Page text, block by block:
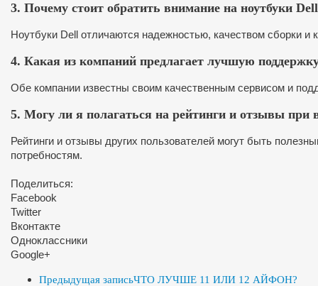
3. Почему стоит обратить внимание на ноутбуки
Ноутбуки Dell отличаются надежностью, качеством сборки
4. Какая из компаний предлагает лучшую
Обе компании известны своим качественным сервисом и
5. Могу ли я полагаться на рейтинги и отзывы при
Рейтинги и отзывы других пользователей могут быть
потребностям.
Поделиться:
Facebook
Twitter
Вконтакте
Одноклассники
Google+
Предыдущая записьЧТО ЛУЧШЕ 11 ИЛИ 12 АЙФОН?